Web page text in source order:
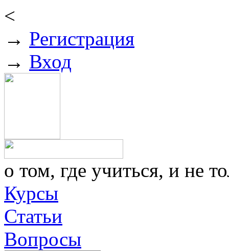
<
→ Регистрация
→ Вход
о том, где учиться, и не
Курсы
Статьи
Вопросы